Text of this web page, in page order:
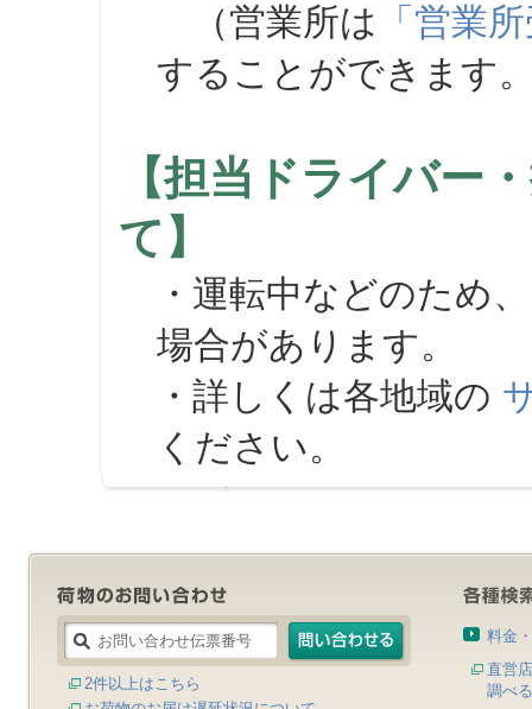
（営業所は 「営業
することができます
【担当ドライバー
て】
・運転中などのため
場合があります。
・詳しくは各地域の
ください。
2件以上はこちら
料金
直営
調べる